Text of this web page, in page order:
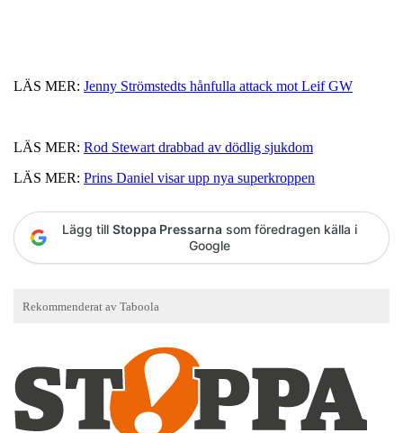
LÄS MER: Jenny Strömstedts hånfulla attack mot Leif GW
LÄS MER: Rod Stewart drabbad av dödlig sjukdom
LÄS MER: Prins Daniel visar upp nya superkroppen
Lägg till Stoppa Pressarna som föredragen källa i
Google